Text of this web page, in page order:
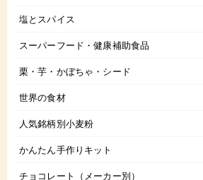
塩とスパイス
スーパーフード・健康補助食品
栗・芋・かぼちゃ・シード
世界の食材
人気銘柄別小麦粉
かんたん手作りキット
チョコレート（メーカー別）